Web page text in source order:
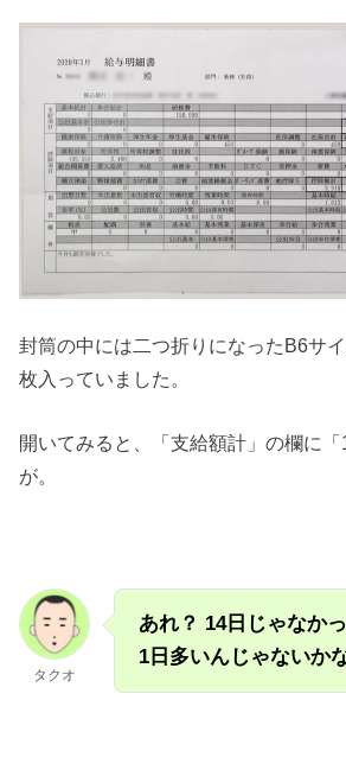
封筒の中には二つ折りになったB6サ
枚入っていました。
開いてみると、「支給額計」の欄に
が。
タクオ
あれ？ 14日じゃなか
1日多いんじゃないか